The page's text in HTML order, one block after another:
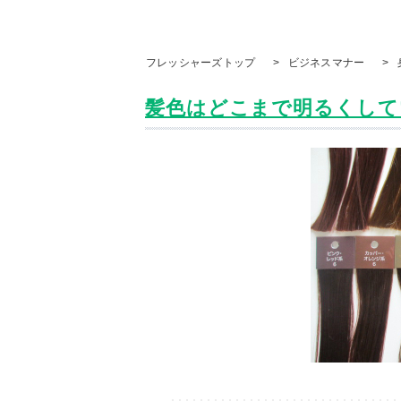
フレッシャーズトップ > ビジネスマナー >
髪色はどこまで明るくし